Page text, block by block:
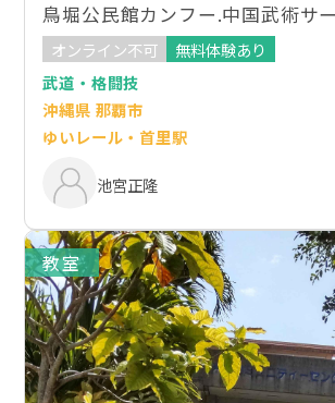
鳥堀公民館カンフー.中国武術サ
オンライン不可
無料体験あり
武道・格闘技
沖縄県 那覇市
ゆいレール・首里駅
池宮正隆
教室